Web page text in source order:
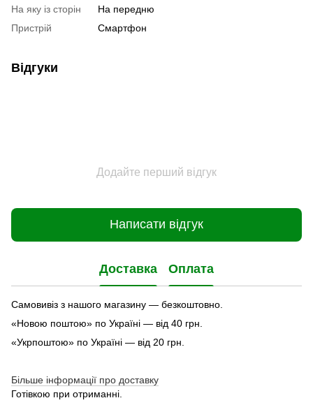
На яку із сторін
На передню
Пристрiй
Смартфон
Відгуки
Додайте перший відгук
Написати відгук
Доставка Оплата
Самовивіз з нашого магазину — безкоштовно.
«Новою поштою» по Україні — від 40 грн.
«Укрпоштою» по Україні — від 20 грн.
Більше інформації про доставку
Готівкою при отриманні.